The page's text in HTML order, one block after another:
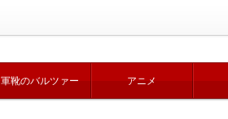
軍靴のバルツァー アニメ